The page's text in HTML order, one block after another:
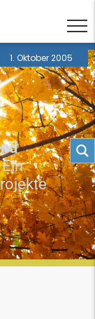
1. Oktober 2005